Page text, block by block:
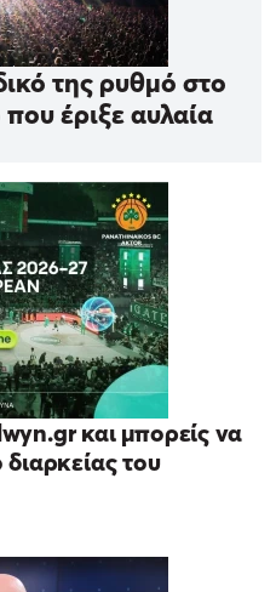
της ρυθμό στο
έριξε αυλαία
και μπορείς να
διαρκείας του